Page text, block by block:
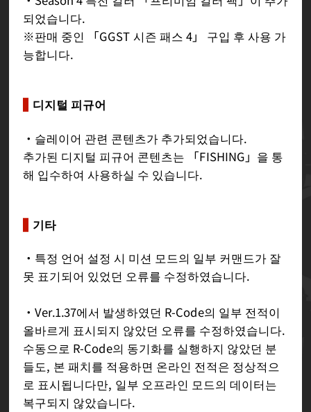
되었습니다.
※판매 중인 「GGST 시즌 패스 4」 구입 후 사용 가
능합니다.
디지털 피규어
・슬레이어 관련 콘텐츠가 추가되었습니다.
추가된 디지털 피규어 콘텐츠는 「FISHING」을 통
해 입수하여 사용하실 수 있습니다.
기타
・특정 언어 설정 시 미션 모드의 일부 커맨드가 잘
못 표기되어 있었던 오류를 수정하였습니다.
・Ver.1.37에서 발생하였던 R-Code의 일부 전적이
올바르게 표시되지 않았던 오류를 수정하였습니다.
수동으로 R-Code의 동기화를 실행하지 않았던 분
들도, 본 패치를 적용하면 온라인 전적은 정상적으
로 표시됩니다만, 일부 오프라인 모드의 데이터는
복구되지 않았습니다.